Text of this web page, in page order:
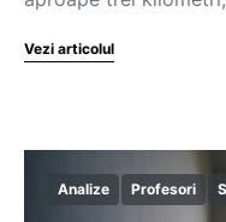
Vezi articolul
Analize Profesori